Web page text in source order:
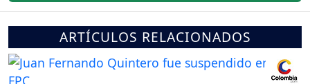
ARTÍCULOS RELACIONADOS